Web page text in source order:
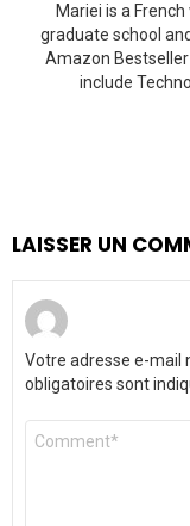
Mariei is a
graduate school
Amazon
include
LAISSER UN
Votre adresse e-mail
obligatoires sont
Commentaire